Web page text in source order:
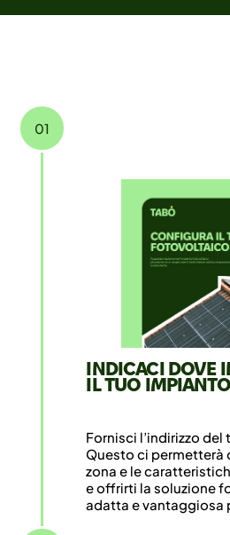
01
INDICACI DOVE
IL TUO IMPIANTO
Fornisci l’indirizzo
Questo ci permetterà
zona e le
e offrirti la soluzione
adatta e vantaggiosa